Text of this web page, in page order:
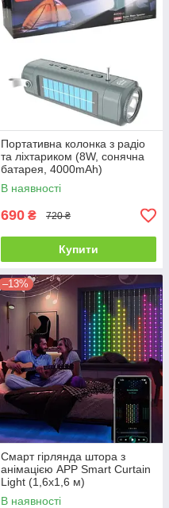
Портативна колонка з радіо
та ліхтариком (8W, сонячна
батарея, 4000mAh)
В наявності
690 ₴ 720 ₴
Купити
–13%
Смарт гірлянда штора з
анімацією APP Smart Curtain
Light (1,6x1,6 м)
В наявності